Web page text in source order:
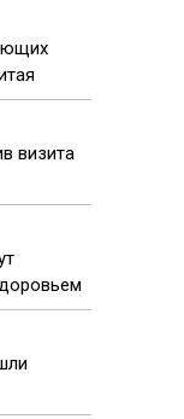
визита